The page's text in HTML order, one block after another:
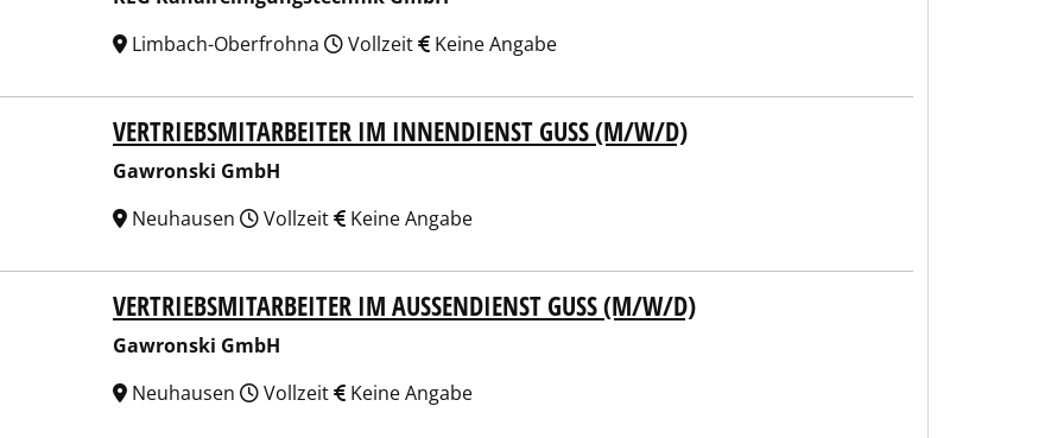
Limbach-Oberfrohna
Vollzeit Keine Angabe
GmbHVERTRIEBSMITARBEITER IM INNENDIENST GUSS (M/W/D)
Gawronski GmbH
Neuhausen
Vollzeit Keine Angabe
GmbHVERTRIEBSMITARBEITER IM AUSSENDIENST GUSS (M/W/D)
Gawronski GmbH
Neuhausen
Vollzeit Keine Angabe